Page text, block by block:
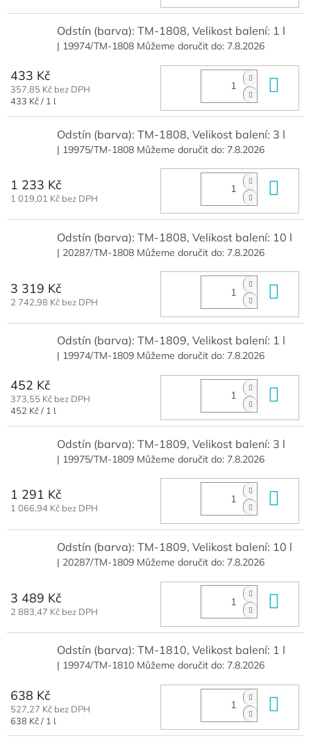
Odstín (barva): TM-1808, Velikost balení: 1 l
| 19974/TM-1808 Můžeme doručit do: 7.8.2026
433 Kč
357,85 Kč bez DPH
Měrná
433 Kč / 1 l
Odstín (barva): TM-1808, Velikost balení: 3 l
| 19975/TM-1808 Můžeme doručit do: 7.8.2026
1 233 Kč
1 019,01 Kč bez DPH
Odstín (barva): TM-1808, Velikost balení: 10 l
| 20287/TM-1808 Můžeme doručit do: 7.8.2026
3 319 Kč
2 742,98 Kč bez DPH
Odstín (barva): TM-1809, Velikost balení: 1 l
| 19974/TM-1809 Můžeme doručit do: 7.8.2026
452 Kč
373,55 Kč bez DPH
Měrná
452 Kč / 1 l
Odstín (barva): TM-1809, Velikost balení: 3 l
| 19975/TM-1809 Můžeme doručit do: 7.8.2026
1 291 Kč
1 066,94 Kč bez DPH
Odstín (barva): TM-1809, Velikost balení: 10 l
| 20287/TM-1809 Můžeme doručit do: 7.8.2026
3 489 Kč
2 883,47 Kč bez DPH
Odstín (barva): TM-1810, Velikost balení: 1 l
| 19974/TM-1810 Můžeme doručit do: 7.8.2026
638 Kč
527,27 Kč bez DPH
Měrná
cena:
638 Kč / 1 l